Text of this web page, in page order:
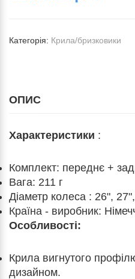
Категорія: Крила/бризковики
ОПИС
Характеристики :
Комплект: переднє +
Вага: 211 г
Діаметр колеса : 26",
Країна - виробник:
Особливості:
Крила вигнутого
дизайном.